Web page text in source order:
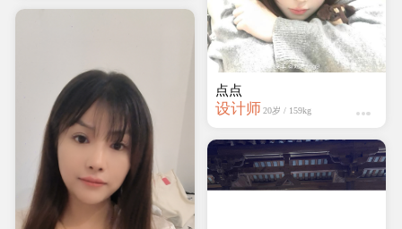
点点
设计师 20岁 / 159kg